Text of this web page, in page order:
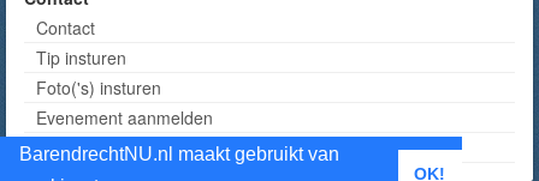
BarendrechtNU.nl maakt gebruikt van
OK!
Contact
Tip insturen
Foto('s) insturen
Evenement aanmelden
Informatie aanvragen adverteren